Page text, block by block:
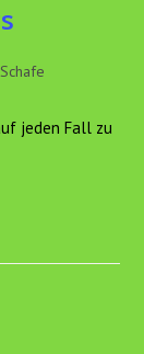
Schafe
jeden Fall zu